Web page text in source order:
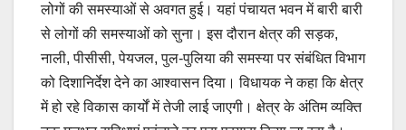
लोगों की समस्याओं से अवगत हुई। यहां पंचायत भवन में बारी बारी
से लोगों की समस्याओं को सुना। इस दौरान क्षेत्र की सड़क,
नाली, पीसीसी, पेयजल, पुल-पुलिया की समस्या पर संबंधित विभाग
को दिशानिर्देश देने का आश्वासन दिया। विधायक ने कहा कि क्षेत्र
में हो रहे विकास कार्यों में तेजी लाई जाएगी। क्षेत्र के अंतिम व्यक्ति